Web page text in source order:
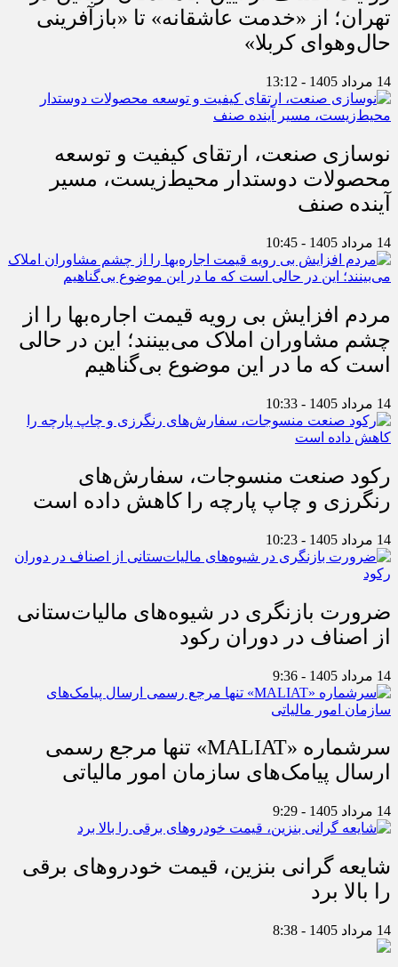
تهران؛ از «خدمت عاشقانه» تا «بازآفرینی
حال‌وهوای کربلا»
14 مرداد 1405 - 13:12
نوسازی صنعت، ارتقای کیفیت و توسعه
محصولات دوستدار محیط‌زیست، مسیر
آینده صنف
14 مرداد 1405 - 10:45
مردم افزایش بی رویه قیمت اجاره‌بها را از
چشم مشاوران املاک می‌بینند؛ این در حالی
است که ما در این موضوع بی‌گناهیم
14 مرداد 1405 - 10:33
رکود صنعت منسوجات، سفارش‌های
رنگرزی و چاپ پارچه را کاهش داده است
14 مرداد 1405 - 10:23
ضرورت بازنگری در شیوه‌های مالیات‌ستانی
از اصناف در دوران رکود
14 مرداد 1405 - 9:36
سرشماره «MALIAT» تنها مرجع رسمی
ارسال پیامک‌های سازمان امور مالیاتی
14 مرداد 1405 - 9:29
شایعه گرانی بنزین، قیمت خودروهای برقی
را بالا برد
14 مرداد 1405 - 8:38